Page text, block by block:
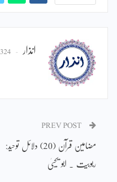
انذار 324 Posts
مضامین قرآن (20) دلائل توحید:
ربوبیت ۔ ابو یحییٰ